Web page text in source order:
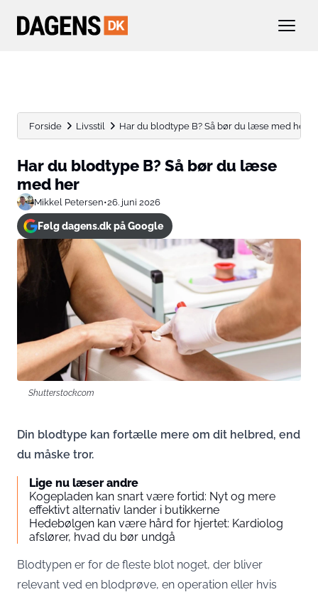
Forside Livsstil Har du blodtype B? Så bør du læse med her
Har du blodtype B? Så bør du læse
med her
Mikkel Petersen•26. juni 2026
Følg dagens.dk på Google
Shutterstock.com
Din blodtype kan fortælle mere om dit helbred, end
du måske tror.
Lige nu læser andre
Kogepladen kan snart være fortid: Nyt og mere
effektivt alternativ lander i butikkerne
Hedebølgen kan være hård for hjertet: Kardiolog
afslører, hvad du bør undgå
Blodtypen er for de fleste blot noget, der bliver
relevant ved en blodprøve, en operation eller hvis